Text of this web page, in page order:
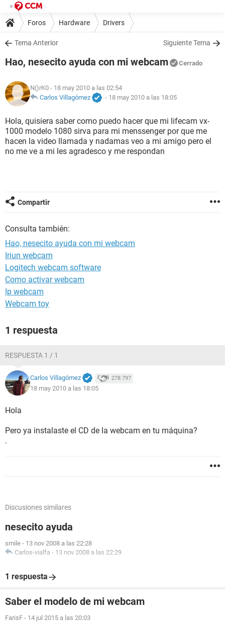
Foros Hardware Drivers
Tema Anterior Siguiente Tema
Hao, nesecito ayuda con mi webcam Cerrado
N()rK0 - 18 may 2010 a las 02:54
Carlos Villagómez
- 18 may 2010 a las 18:05
Hola, quisiera saber como puedo hacer que mi lifecam vx-
1000 modelo 1080 sirva para mi menssenger por que me
hacen la video llamada y nadamas veo a mi amigo pero el
no me ve a mi les agradesco y me respondan
Compartir
Consulta también:
Hao, nesecito ayuda con mi webcam
Iriun webcam
Logitech webcam software
Como activar webcam
Ip webcam
Webcam toy
1 respuesta
RESPUESTA 1 / 1
Carlos Villagómez 278.797
18 may 2010 a las 18:05
Hola
Pero ya instalaste el CD de la webcam en tu máquina?
.
Discusiones similares
nesecito ayuda
smile - 13 nov 2008 a las 22:28
Carlos-vialfa - 13 nov 2008 a las 22:29
1 respuesta
Saber el modelo de mi webcam
FarisF - 14 jul 2015 a las 20:03